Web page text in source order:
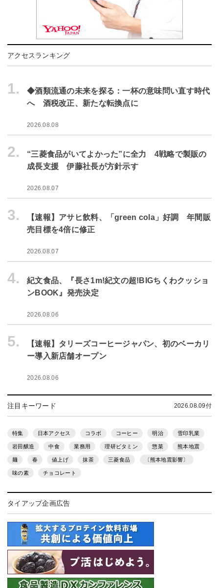
アクセスランキング
1.
◆酒類流通の未来を探る：一杯の意味問い直す時代
へ 酒税改正、新たな転換点に
2026.08.08
2.
“三菱食品がいてよかった”に全力 4戦略で製販の
成長支援 伊藤社長が方針示す
2026.08.07
3.
【速報】アサヒ飲料、「green cola」好調 年間販
売目標を4倍に修正
2026.08.07
4.
紀文食品、『長さ1m!紀文の超!BIGちくわクッショ
ンBOOK』発売決定
2026.08.06
5.
【速報】タリーズコーヒージャパン、初のベーカリ
ー導入新店舗オープン
2026.08.06
注目キーワード 2026.08.09付
特集 日本アクセス コラボ コーヒー 明治 雪印乳業
岩田醸造 中食 業務用 理研ビタミン 惣菜 熊本地震
麺 春 値上げ 抹茶 三菱食品 〔熊本地震影響〕
味の素 チョコレート
タイアップ企画広告